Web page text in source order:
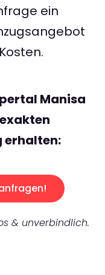
ein
Manisa
erhalten:
& unverbindlich.